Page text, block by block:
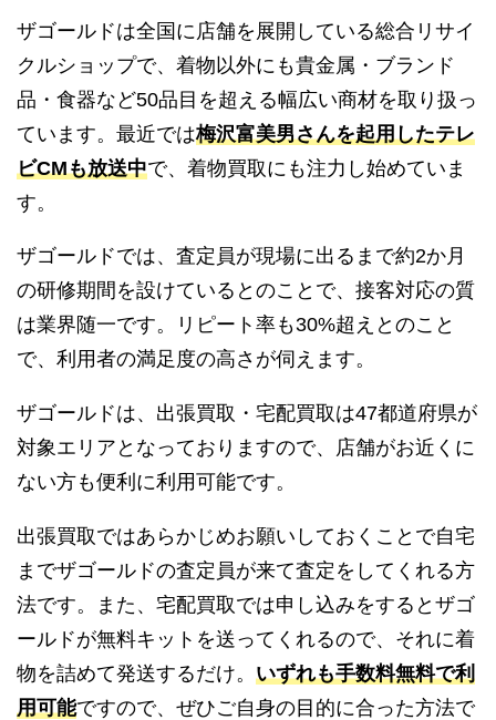
ザゴールドは全国に店舗を展開している総合リサイ
クルショップで、着物以外にも貴金属・ブランド
品・食器など50品目を超える幅広い商材を取り扱っ
ています。最近では梅沢富美男さんを起用したテレ
ビCMも放送中で、着物買取にも注力し始めていま
す。
ザゴールドでは、査定員が現場に出るまで約2か月
の研修期間を設けているとのことで、接客対応の質
は業界随一です。リピート率も30%超えとのこと
で、利用者の満足度の高さが伺えます。
ザゴールドは、出張買取・宅配買取は47都道府県が
対象エリアとなっておりますので、店舗がお近くに
ない方も便利に利用可能です。
出張買取ではあらかじめお願いしておくことで自宅
までザゴールドの査定員が来て査定をしてくれる方
法です。また、宅配買取では申し込みをするとザゴ
ールドが無料キットを送ってくれるので、それに着
物を詰めて発送するだけ。 いずれも手数料無料で利
用可能ですので、ぜひご自身の目的に合った方法で